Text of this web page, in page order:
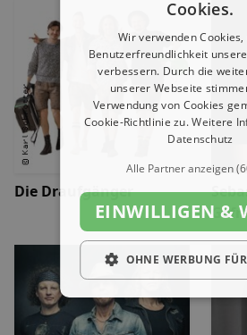
Abschiedstournee - Die
Zugabe
Die Draufgänger
Cookies.
Wir verwenden Cookies,
Benutzerfreundlichkeit
verbessern. Durch die
unserer Webseite
Verwendung von Cookies
Cookie-Richtlinie zu.Weitere
Datenschutz
Alle Partner anzeigen
EINWILLIGEN &
OHNE WERBUNG